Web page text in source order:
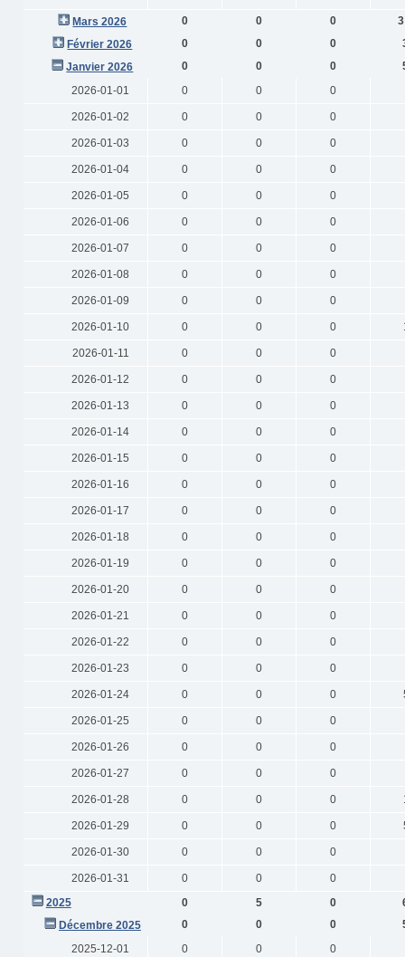
Mars 2026
0 0 0
Février 2026
0 0 0
Janvier 2026
0 0 0
2026-01-01
0 0 0
2026-01-02 0 0 0
2026-01-03 0 0 0
2026-01-04 0 0 0
2026-01-05 0 0 0
2026-01-06 0 0 0
2026-01-07 0 0 0
2026-01-08 0 0 0
2026-01-09 0 0 0
2026-01-10 0 0 0
2026-01-11 0 0 0
2026-01-12 0 0 0
2026-01-13 0 0 0
2026-01-14 0 0 0
2026-01-15 0 0 0
2026-01-16 0 0 0
2026-01-17 0 0 0
2026-01-18 0 0 0
2026-01-19 0 0 0
2026-01-20 0 0 0
2026-01-21 0 0 0
2026-01-22 0 0 0
2026-01-23 0 0 0
2026-01-24 0 0 0
2026-01-25 0 0 0
2026-01-26 0 0 0
2026-01-27 0 0 0
2026-01-28 0 0 0
2026-01-29 0 0 0
2026-01-30 0 0 0
2026-01-31 0 0
0
2025
0 5 0
Décembre 2025
0 0 0
2025-12-01
0 0 0